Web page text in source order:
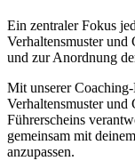
Ein zentraler Fokus
Verhaltensmuster und
und zur Anordnung
Mit unserer
Verhaltensmuster und
Führerscheins
gemeinsam mit
anzupassen.